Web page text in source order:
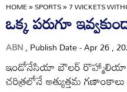
HOME»SPORTS»7 WICKETS
ఒక్క పరుగూ
ABN, Publish Date - Apr 26 ,
ఇండోనేసియా బౌలర్‌ రొహ్మాలియా..
చరిత్రలోనే అత్యుత్తమ